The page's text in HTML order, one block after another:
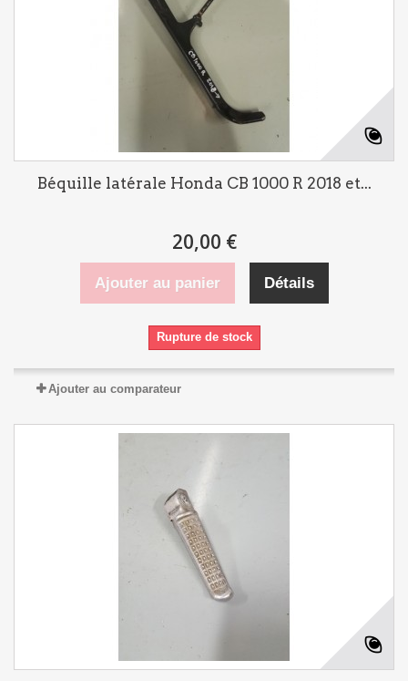
Béquille latérale Honda CB 1000 R 2018 et...
20,00 €
Ajouter au panier Détails
Rupture de stock
Ajouter au comparateur